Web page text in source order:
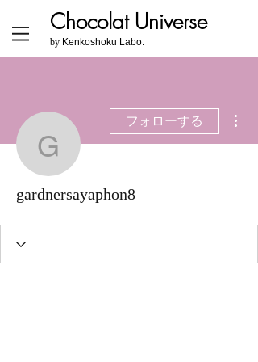
Chocolat Universe
​by Kenkoshoku Labo.
フォローする
gardnersayaphon8